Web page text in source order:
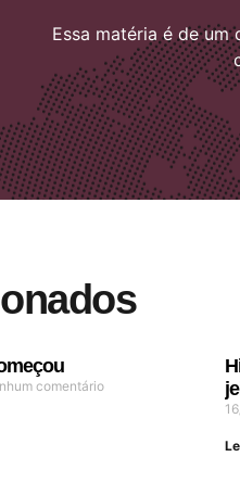
Essa matéria é de um
comentário